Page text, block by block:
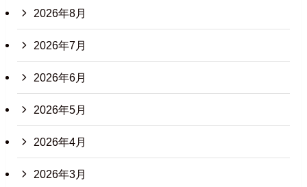
2026年8月
2026年7月
2026年6月
2026年5月
2026年4月
2026年3月